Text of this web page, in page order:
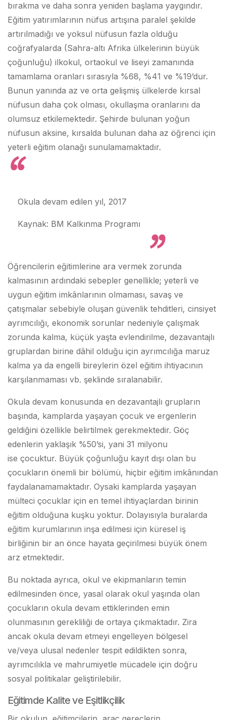
bırakma ve daha sonra yeniden başlama yaygındır.
Eğitim yatırımlarının nüfus artışına paralel şekilde
artırılmadığı ve yoksul nüfusun fazla olduğu
coğrafyalarda (Sahra-altı Afrika ülkelerinin büyük
çoğunluğu) ilkokul, ortaokul ve liseyi zamanında
tamamlama oranları sırasıyla %68, %41 ve %19’dur.
Bunun yanında az ve orta gelişmiş ülkelerde kırsal
nüfusun daha çok olması, okullaşma oranlarını da
olumsuz etkilemektedir. Şehirde bulunan yoğun
nüfusun aksine, kırsalda bulunan daha az öğrenci için
yeterli eğitim olanağı sunulamamaktadır.
Okula devam edilen yıl, 2017
Kaynak: BM Kalkınma Programı
Öğrencilerin eğitimlerine ara vermek zorunda
kalmasının ardındaki sebepler genellikle; yeterli ve
uygun eğitim imkânlarının olmaması, savaş ve
çatışmalar sebebiyle oluşan güvenlik tehditleri, cinsiyet
ayrımcılığı, ekonomik sorunlar nedeniyle çalışmak
zorunda kalma, küçük yaşta evlendirilme, dezavantajlı
gruplardan birine dâhil olduğu için ayrımcılığa maruz
kalma ya da engelli bireylerin özel eğitim ihtiyacının
karşılanmaması vb. şeklinde sıralanabilir.
Okula devam konusunda en dezavantajlı grupların
başında, kamplarda yaşayan çocuk ve ergenlerin
geldiğini özellikle belirtilmek gerekmektedir. Göç
edenlerin yaklaşık %50’si, yani 31 milyonu
ise çocuktur. Büyük çoğunluğu kayıt dışı olan bu
çocukların önemli bir bölümü, hiçbir eğitim imkânından
faydalanamamaktadır. Oysaki kamplarda yaşayan
mülteci çocuklar için en temel ihtiyaçlardan birinin
eğitim olduğuna kuşku yoktur. Dolayısıyla buralarda
eğitim kurumlarının inşa edilmesi için küresel iş
birliğinin bir an önce hayata geçirilmesi büyük önem
arz etmektedir.
Bu noktada ayrıca, okul ve ekipmanların temin
edilmesinden önce, yasal olarak okul yaşında olan
çocukların okula devam ettiklerinden emin
olunmasının gerekliliği de ortaya çıkmaktadır. Zira
ancak okula devam etmeyi engelleyen bölgesel
ve/veya ulusal nedenler tespit edildikten sonra,
ayrımcılıkla ve mahrumiyetle mücadele için doğru
sosyal politikalar geliştirilebilir.
Eğitimde Kalite ve Eşitlikçilik